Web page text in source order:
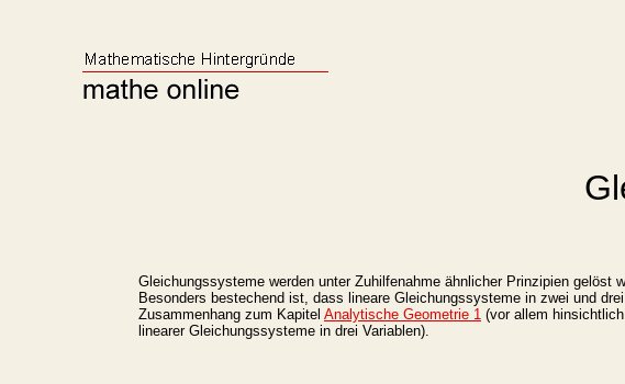
Gleichungssysteme werden unter Zuhilfenahme ähnlicher Prinzipien
Besonders bestechend ist, dass lineare Gleichungssysteme in zwei und
Zusammenhang zum Kapitel Analytische Geometrie 1 (vor allem
linearer Gleichungssysteme in drei Variablen).